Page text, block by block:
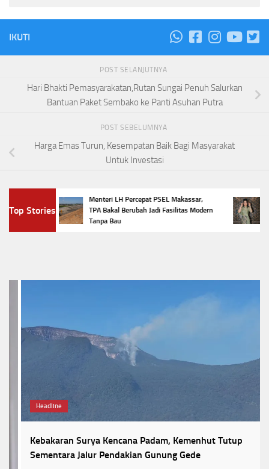
IKUTI
POST SELANJUTNYA
Hari Bhakti Pemasyarakatan,Rutan Sungai Penuh Salurkan
Bantuan Paket Sembako ke Panti Asuhan Putra
POST SEBELUMNYA
Harga Emas Turun, Kesempatan Baik Bagi Masyarakat
Untuk Investasi
Top Stories
Menteri LH Percepat PSEL Makassar,
TPA Bakal Berubah Jadi Fasilitas Modern
Tanpa Bau
5
Headline
Kebakaran Surya Kencana Padam, Kemenhut Tutup
Sementara Jalur Pendakian Gunung Gede